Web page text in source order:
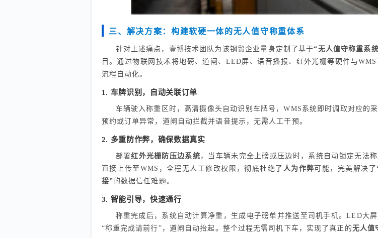
三、解决方案：构建软硬一体的无人值守称重体系
针对上述痛点，壹博技术团队为该钢贸企业量身定制了基于“无人值守称重系
目。通过物联网技术将地磅、道闸、LED屏、语音播报、红外光栅等硬件与
流程自动化。
1. 车牌识别，自动关联订单
车辆驶入称重区时，高清摄像头自动识别车牌号，WMS系统即时调取对应的
预约或订单异常，道闸自动拦截并语音提示，无需人工干预。
2. 多重防作弊，确保数据真实
部署红外光栅防压边系统 ，当车辆未完全上磅或压边时，系统自动锁定无法
直接上传至WMS，全程无人工修改权限，彻底杜绝了 人为作弊 可能，完美解决了
接”的数据信任难题。
3. 智能引导，快速通行
称重完成后，系统自动计算净重，生成电子磅单并推送至司机手机。LED大
“称重完成请前行”，道闸自动抬起。整个过程无需司机下车，实现了真正的无人值